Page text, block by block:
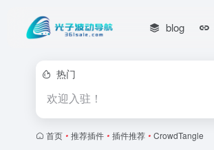
blog
热门
欢迎入驻！
首页 • 推荐插件 • 插件推荐 • CrowdTangle